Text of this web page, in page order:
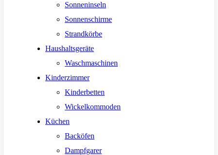
Sonneninseln
Sonnenschirme
Strandkörbe
Haushaltsgeräte
Waschmaschinen
Kinderzimmer
Kinderbetten
Wickelkommoden
Küchen
Backöfen
Dampfgarer